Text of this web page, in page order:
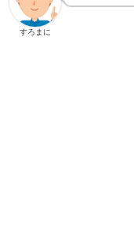
すろまに